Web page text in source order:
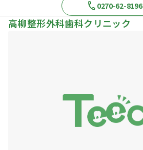
0270-62-8196
高柳整形外科歯科クリニック